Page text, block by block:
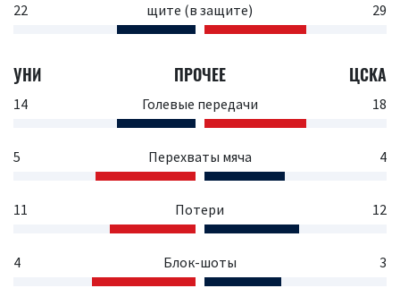
22
щите (в защите)
29
УНИ ПРОЧЕЕ ЦСКА
14 Голевые передачи 18
5 Перехваты мяча 4
11 Потери 12
4 Блок-шоты 3